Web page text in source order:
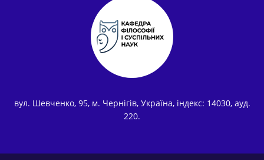
вул. Шевченко, 95, м. Чернігів, Україна, індекс: 14030, ауд.
220.